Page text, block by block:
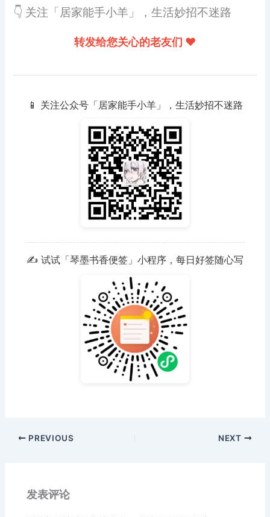
👇 关注「居家能手小羊」，生活妙招不迷路
转发给您关心的老友们 ❤️
📱 关注公众号「居家能手小羊」，生活妙招不迷路
✍️ 试试「琴墨书香便签」小程序，每日好签随心写
PREVIOUS NEXT
发表评论